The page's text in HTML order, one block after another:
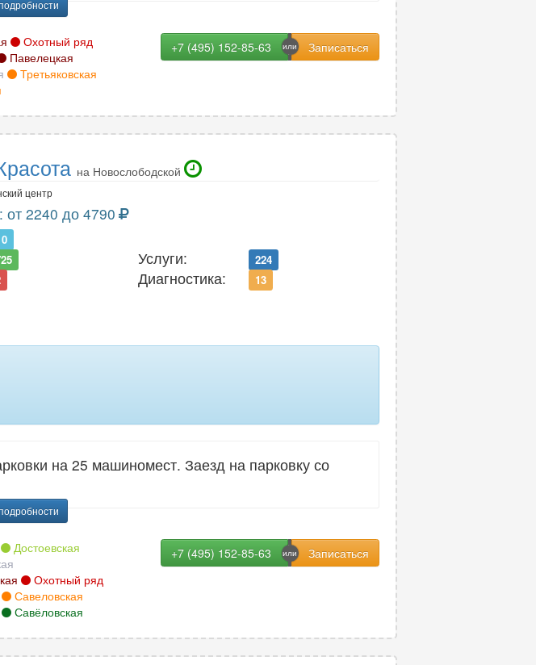
Охотный ряд
Павелецкая
Третьяковская
+7 (495) 152-85-63
на Новослободской
центр
от 2240 до 4790
Услуги: 224
Диагностика: 13
на 25 машиномест. Заезд на парковку со
Достоевская
Охотный ряд
Савеловская
Савёловская
+7 (495) 152-85-63